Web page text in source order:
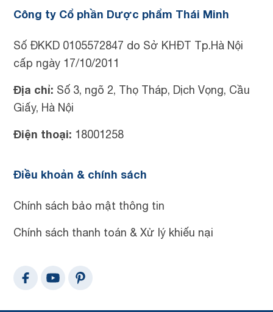
Công ty Cổ phần Dược phẩm Thái Minh
Số ĐKKD 0105572847 do Sở KHĐT Tp.Hà Nội
cấp ngày 17/10/2011
Địa chỉ: Số 3, ngõ 2, Thọ Tháp, Dịch Vọng, Cầu
Giấy, Hà Nội
Điện thoại: 18001258
Điều khoản & chính sách
Chính sách bảo mật thông tin
Chính sách thanh toán & Xử lý khiếu nại